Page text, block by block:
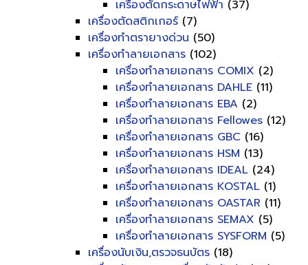
เครื่องตัดกระดาษไฟฟ้า (37)
เครื่องตัดสติกเกอร์ (7)
เครื่องทำตรายางด่วน (50)
เครื่องทำลายเอกสาร (102)
เครื่องทำลายเอกสาร COMIX (2)
เครื่องทำลายเอกสาร DAHLE (11)
เครื่องทำลายเอกสาร EBA (2)
เครื่องทำลายเอกสาร Fellowes (12)
เครื่องทำลายเอกสาร GBC (16)
เครื่องทำลายเอกสาร HSM (13)
เครื่องทำลายเอกสาร IDEAL (24)
เครื่องทำลายเอกสาร KOSTAL (1)
เครื่องทำลายเอกสาร OASTAR (11)
เครื่องทำลายเอกสาร SEMAX (5)
เครื่องทำลายเอกสาร SYSFORM (5)
เครื่องนับเงิน,ตรวจธนบัตร (18)